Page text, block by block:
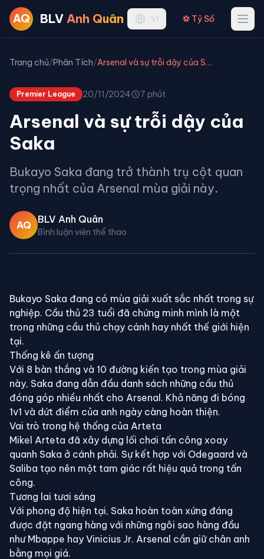
AQ BLV Anh Quân VI ⚽ Tỷ Số
Trang chủ/Phân Tích/ Arsenal và sự trỗi dậy của Saka
Premier League 20/11/2024 7 phút
Arsenal và sự trỗi dậy của
Saka
Bukayo Saka đang trở thành trụ cột quan
trọng nhất của Arsenal mùa giải này.
AQ BLV Anh Quân
Bình luận viên thể thao
⚽
Premier League
Bukayo Saka đang có mùa giải xuất sắc nhất trong sự
nghiệp. Cầu thủ 23 tuổi đã chứng minh mình là một
trong những cầu thủ chạy cánh hay nhất thế giới hiện
tại.
Thống kê ấn tượng
Với 8 bàn thắng và 10 đường kiến tạo trong mùa giải
này, Saka đang dẫn đầu danh sách những cầu thủ
đóng góp nhiều nhất cho Arsenal. Khả năng đi bóng
1v1 và dứt điểm của anh ngày càng hoàn thiện.
Vai trò trong hệ thống của Arteta
Mikel Arteta đã xây dựng lối chơi tấn công xoay
quanh Saka ở cánh phải. Sự kết hợp với Odegaard và
Saliba tạo nên một tam giác rất hiệu quả trong tấn
công.
Tương lai tươi sáng
Với phong độ hiện tại, Saka hoàn toàn xứng đáng
được đặt ngang hàng với những ngôi sao hàng đầu
như Mbappe hay Vinicius Jr. Arsenal cần giữ chân anh
bằng mọi giá.